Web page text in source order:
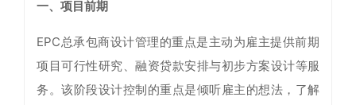
一、项目前期
EPC总承包商设计管理的重点是主动为雇主提供前期
项目可行性研究、融资贷款安排与初步方案设计等服
务。该阶段设计控制的重点是倾听雇主的想法，了解